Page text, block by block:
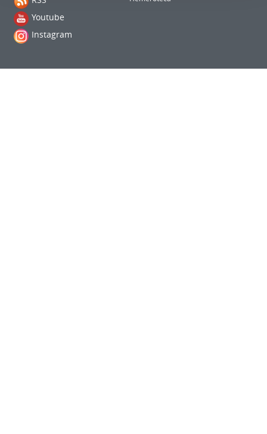
Youtube
Instagram